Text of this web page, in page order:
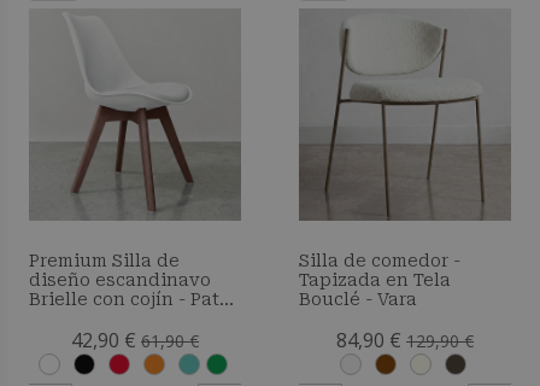
Premium Silla de
diseño escandinavo
Brielle con cojín - Patas
42,90 € 61,90 €
Silla de comedor -
Tapizada en Tela
Bouclé - Vara
84,90 € 129,90 €